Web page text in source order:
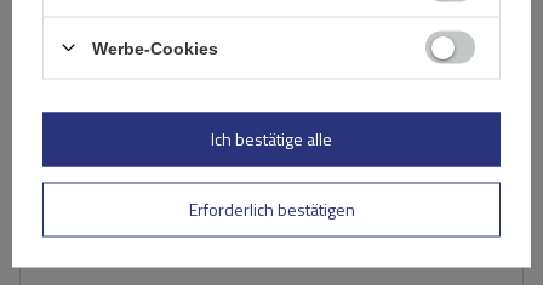
Werbe-Cookies
Erforderlich bestätigen
Ich bestätige alle